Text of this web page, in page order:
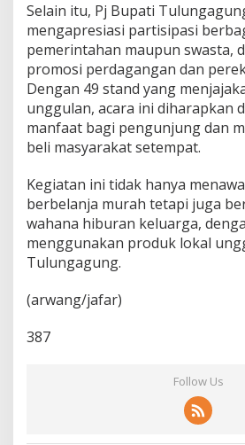
Selain itu, Pj Bupati
mengapresiasi partisipasi
pemerintahan maupun swasta,
promosi perdagangan dan
Dengan 49 stand yang
unggulan, acara ini diharapkan
manfaat bagi pengunjung dan
beli masyarakat setempat.
Kegiatan ini tidak hanya
berbelanja murah tetapi juga
wahana hiburan keluarga,
menggunakan produk lokal
Tulungagung.
(arwang/jafar)
387
Follow Us